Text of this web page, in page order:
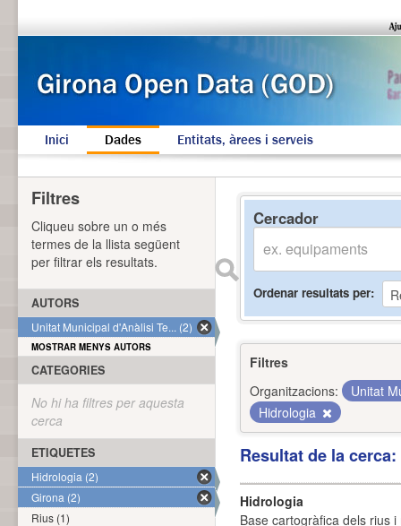
Inici Dades Entitats, àrees i serveis
Cercador
Ordenar resultats per
Filtres
Organitzacions:
Unitat
Hidrologia
Resultat de la
Hidrologia
Base cartogràfica dels rius
Filtres
Cliqueu sobre un o més
termes de la llista següent
per filtrar els resultats.
AUTORS
Unitat Municipal d'Anàlisi Te... (2)
MOSTRAR MENYS AUTORS
CATEGORIES
No hi ha filtres per aquesta
cerca
ETIQUETES
Hidrologia (2)
Girona (2)
Rius (1)